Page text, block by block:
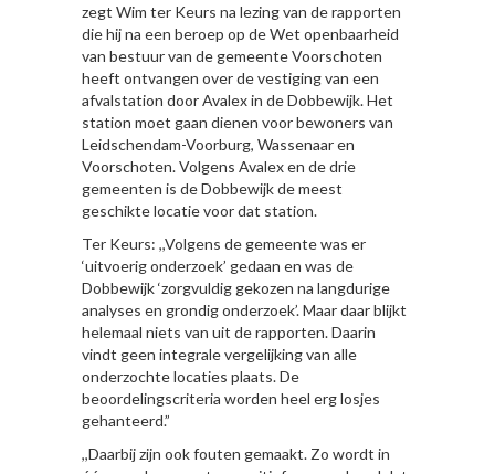
zegt Wim ter Keurs na lezing van de rapporten
die hij na een beroep op de Wet openbaarheid
van bestuur van de gemeente Voorschoten
heeft ontvangen over de vestiging van een
afvalstation door Avalex in de Dobbewijk. Het
station moet gaan dienen voor bewoners van
Leidschendam-Voorburg, Wassenaar en
Voorschoten. Volgens Avalex en de drie
gemeenten is de Dobbewijk de meest
geschikte locatie voor dat station.
Ter Keurs: ,,Volgens de gemeente was er
‘uitvoerig onderzoek’ gedaan en was de
Dobbewijk ‘zorgvuldig gekozen na langdurige
analyses en grondig onderzoek’. Maar daar blijkt
helemaal niets van uit de rapporten. Daarin
vindt geen integrale vergelijking van alle
onderzochte locaties plaats. De
beoordelingscriteria worden heel erg losjes
gehanteerd.”
,,Daarbij zijn ook fouten gemaakt. Zo wordt in